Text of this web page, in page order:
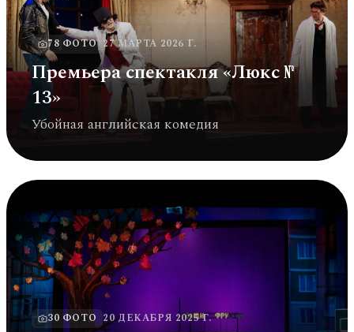
78ФОТО 27 МАРТА 2026 Г.
Премьера спектакля «Люкс №
13»
Убойная английская комедия
30 ФОТО 20 ДЕКАБРЯ 2025 Г.